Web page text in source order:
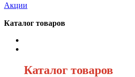
Акции
Каталог товаров
Каталог товаров